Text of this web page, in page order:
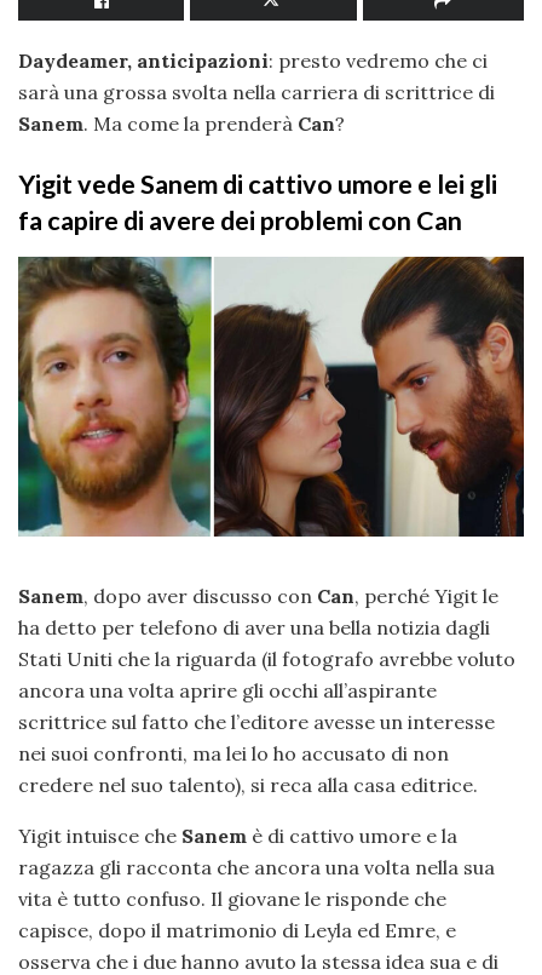
Daydeamer, anticipazioni: presto vedremo che ci
sarà una grossa svolta nella carriera di scrittrice di
Sanem. Ma come la prenderà Can?
Yigit vede Sanem di cattivo umore e lei gli
fa capire di avere dei problemi con Can
Sanem, dopo aver discusso con Can, perché Yigit le
ha detto per telefono di aver una bella notizia dagli
Stati Uniti che la riguarda (il fotografo avrebbe voluto
ancora una volta aprire gli occhi all’aspirante
scrittrice sul fatto che l’editore avesse un interesse
nei suoi confronti, ma lei lo ho accusato di non
credere nel suo talento), si reca alla casa editrice.
Yigit intuisce che Sanem è di cattivo umore e la
ragazza gli racconta che ancora una volta nella sua
vita è tutto confuso. Il giovane le risponde che
capisce, dopo il matrimonio di Leyla ed Emre, e
osserva che i due hanno avuto la stessa idea sua e di